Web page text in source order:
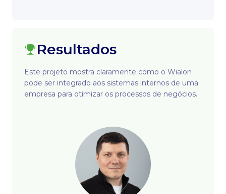
Resultados
Este projeto mostra claramente como o Wialon
pode ser integrado aos sistemas internos de uma
empresa para otimizar os processos de negócios.